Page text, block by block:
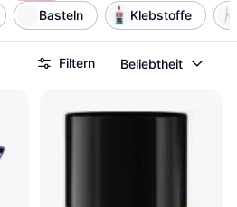
Basteln Klebstoffe
Filtern Beliebtheit